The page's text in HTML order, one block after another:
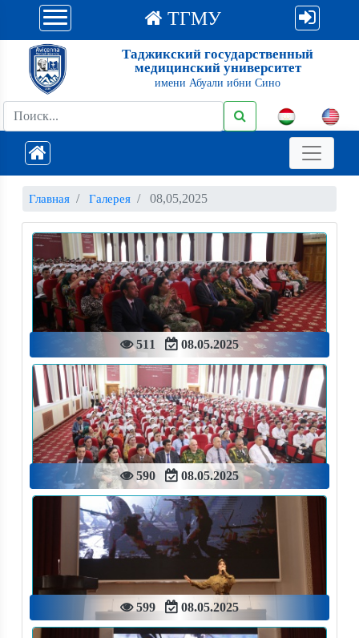
ТГМУ
Таджикский государственный
медицинский университет
имени Абуали ибни Сино
Главная Галерея 08,05,2025
511 08.05.2025
590 08.05.2025
599 08.05.2025